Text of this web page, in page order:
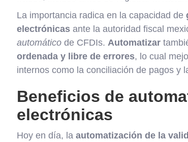
La importancia radica en la capacidad de
electrónicasante la autoridad fiscal
automáticode CFDIs. Automatizar
ordenada y libre de errores, lo cual
internos como la conciliación de pagos y
Beneficios de
electrónicas
Hoy en día, la automatización de la